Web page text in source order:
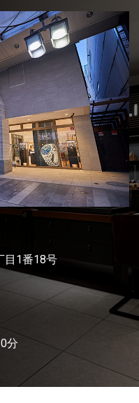
目1番18号
分